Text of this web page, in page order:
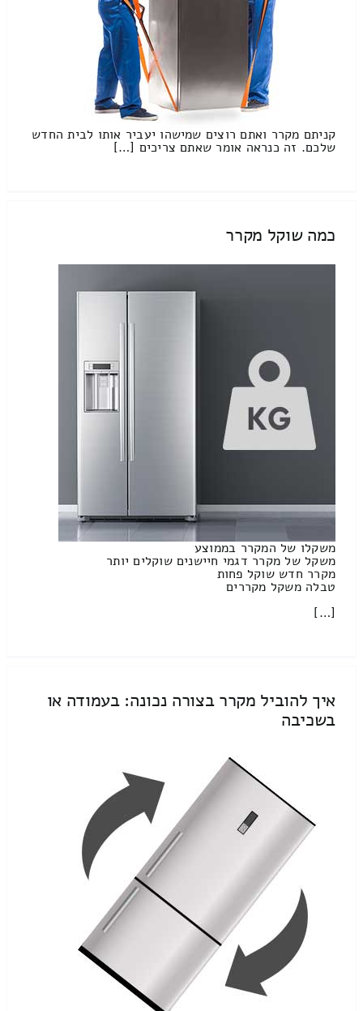
קניתם מקרר ואתם רוצים שמישהו יעביר אותו לבית החדש
שלכם. זה כנראה אומר שאתם צריכים […]
כמה שוקל מקרר
משקלו של המקרר בממוצע
משקל של מקרר דגמי חיישנים שוקלים יותר
מקרר חדש שוקל פחות
טבלה משקל מקררים
[…]
איך להוביל מקרר בצורה נכונה: בעמודה או
בשכיבה